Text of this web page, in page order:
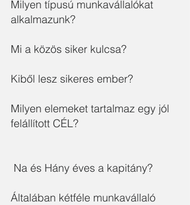
Milyen típusú munkavállalókat
alkalmazunk?
Mi a közös siker kulcsa?
Kiből lesz sikeres ember?
Milyen elemeket tartalmaz egy jól
felállított CÉL?
Na és Hány éves a kapitány?
Általában kétféle munkavállaló